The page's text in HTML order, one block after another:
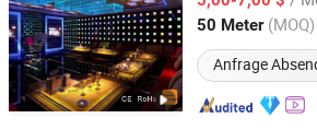
50 Meter (MOQ)
Anfrage
Guangdong, China Seit